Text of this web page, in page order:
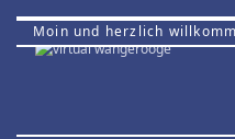
Moin und herzlich